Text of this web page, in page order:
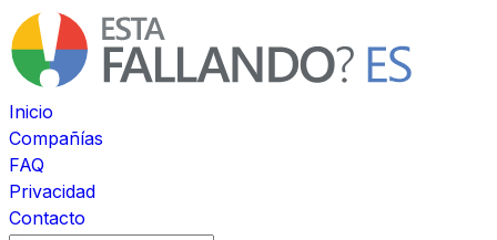
Inicio
Compañías
FAQ
Privacidad
Contacto